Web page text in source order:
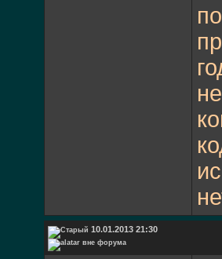
10.01.2013 21:30